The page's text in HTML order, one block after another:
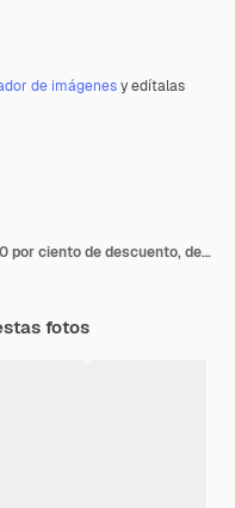
de imágenesy edítalas
Oferta de cierre de temporada 50 por ciento de descuento, descuentos de vacaciones en centro comercial
fotos